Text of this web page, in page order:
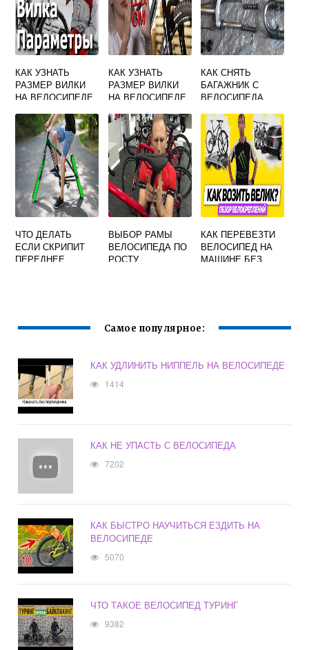
КАК УЗНАТЬ
РАЗМЕР ВИЛКИ
НА ВЕЛОСИПЕДЕ
КАК УЗНАТЬ
РАЗМЕР ВИЛКИ
НА ВЕЛОСИПЕДЕ
КАК СНЯТЬ
БАГАЖНИК С
ВЕЛОСИПЕДА
ЧТО ДЕЛАТЬ
ЕСЛИ СКРИПИТ
ПЕРЕДНЕЕ
ВЫБОР РАМЫ
ВЕЛОСИПЕДА ПО
РОСТУ
КАК ПЕРЕВЕЗТИ
ВЕЛОСИПЕД НА
МАШИНЕ БЕЗ
Самое популярное:
КАК УДЛИНИТЬ НИППЕЛЬ НА ВЕЛОСИПЕДЕ
1414
КАК НЕ УПАСТЬ С ВЕЛОСИПЕДА
7202
КАК БЫСТРО НАУЧИТЬСЯ ЕЗДИТЬ НА
ВЕЛОСИПЕДЕ
5070
ЧТО ТАКОЕ ВЕЛОСИПЕД ТУРИНГ
9382